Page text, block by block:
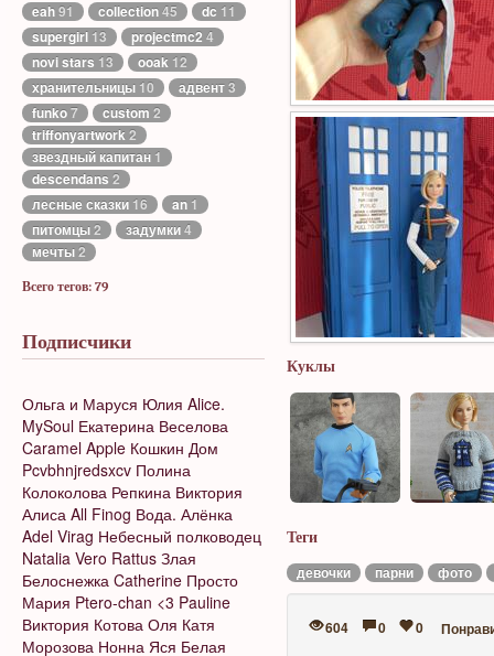
eah91 collection45 dc 11
supergirl 13 projectmc2 4
novi stars 13 ooak 12
хранительницы 10 адвент3
funko7 custom 2
triffonyartwork2
звездный капитан 1
descendans 2
лесные сказки 16 an 1
питомцы2 задумки4
мечты2
Всего тегов: 79
Подписчики
Ольга и Маруся Юлия Alice.
MySoul Екатерина Веселова
Caramel Apple Кошкин Дом
Pcvbhnjredsxcv Полина
Колоколова Репкина Виктория
Алиса All Finog Вода. Алёнка
Adel Virag Небесный полководец
Natalia Vero Rattus Злая
Белоснежка Catherine Просто
Мария Ptero-chan <3 Pauline
Виктория Котова Оля Катя
Морозова Нонна Яся Белая
Куклы
Теги
девочки парни фото
604 0 0